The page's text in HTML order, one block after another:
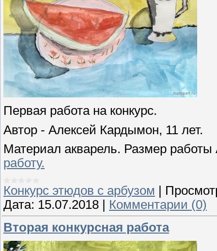
Первая работа на конкурс.
Автор - Алексей Кардымон, 11 лет.
Материал акварель. Размер
работу.
Конкурс этюдов с арбузом
Дата: 15.07.2018
Комментарии (0)
Вторая конкурсная работа